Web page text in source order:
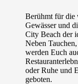
Berühmt für die
Gewässer und
City Beach der
Neben
werden Euch
oder Ruhe und
geboten.